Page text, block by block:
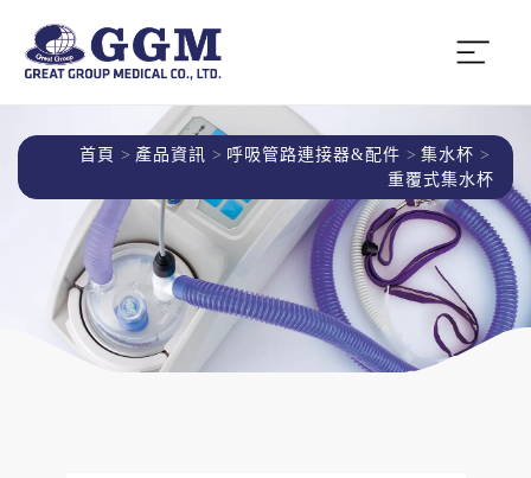
首頁 產品資訊 呼吸管路連接器&配件
集水杯
重覆式集水杯